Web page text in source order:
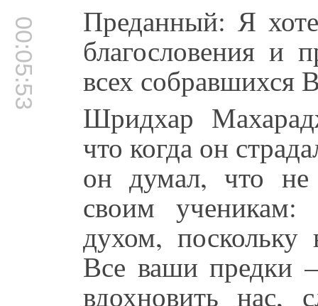
00:05:53 Преданный: Я
благословения и
всех собравшихся
Шридхар
что когда он
он думал, что не
своим
духом, поскольку
Все ваши предки
вдохновить нас,